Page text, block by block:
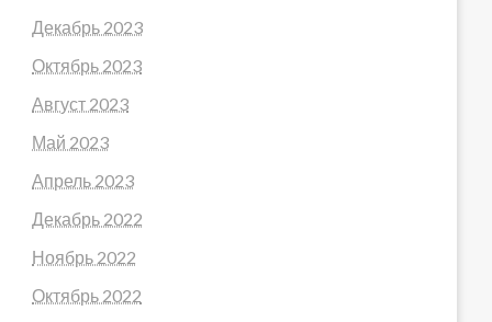
Декабрь 2023
Октябрь 2023
Август 2023
Май 2023
Апрель 2023
Декабрь 2022
Ноябрь 2022
Октябрь 2022